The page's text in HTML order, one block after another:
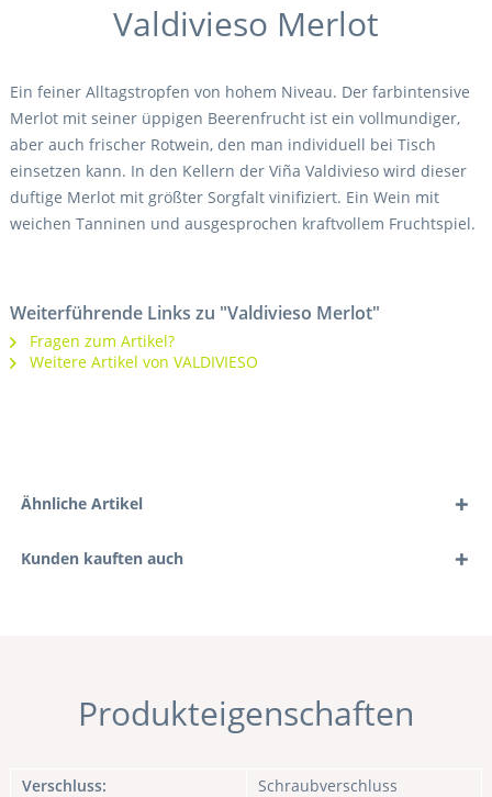
Valdivieso Merlot
Ein feiner Alltagstropfen von hohem Niveau. Der farbintensive
Merlot mit seiner üppigen Beerenfrucht ist ein vollmundiger,
aber auch frischer Rotwein, den man individuell bei Tisch
einsetzen kann. In den Kellern der Viña Valdivieso wird dieser
duftige Merlot mit größter Sorgfalt vinifiziert. Ein Wein mit
weichen Tanninen und ausgesprochen kraftvollem Fruchtspiel.
Weiterführende Links zu "Valdivieso Merlot"
Fragen zum Artikel?
Weitere Artikel von VALDIVIESO
Ähnliche Artikel
Kunden kauften auch
Produkteigenschaften
Verschluss: Schraubverschluss